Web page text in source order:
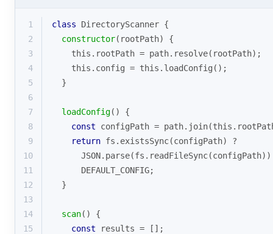
1 class DirectoryScanner {
2
constructor( rootPath)
{
3
this .rootPath = path.resolve(rootPath);
4
this .config = this .loadConfig();
5
  }
6
7
loadConfig( )
{
8
const configPath = path.join(this
9
return fs.existsSync(configPath) ?
10
JSON
11
      DEFAULT_CONFIG;
12
  }
13
14
scan( )
{
15
const results = [];